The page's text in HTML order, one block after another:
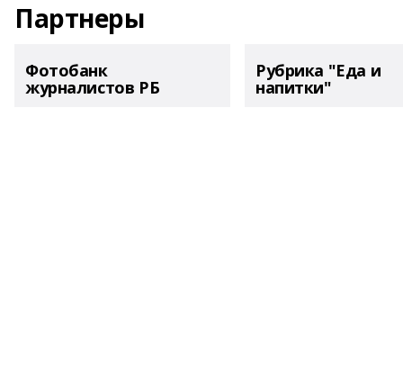
Партнеры
Фотобанк
журналистов РБ
Рубрика "Еда и
напитки"